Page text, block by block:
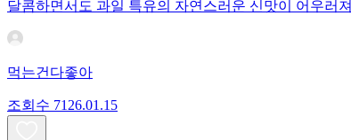
달콤하면서도 과일 특유의 자연스러운 신맛이 어우러
먹는건다좋아
조회수 71 26.01.15